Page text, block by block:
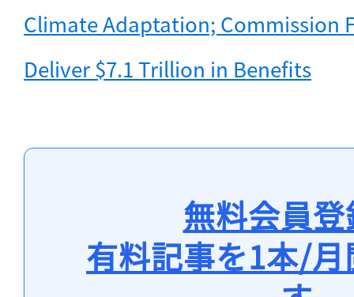
Climate Adaptation; Commission
Deliver $7.1 Trillion in Benefits
無料会員
有料記事を1本/